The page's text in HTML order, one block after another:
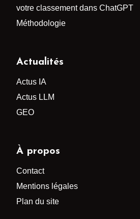
votre classement dans ChatGPT
Méthodologie
Actualités
Actus IA
Actus LLM
GEO
À propos
Contact
Mentions légales
Plan du site